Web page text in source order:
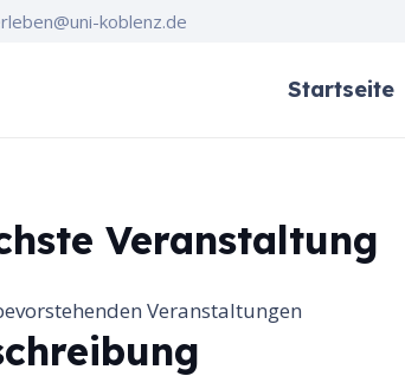
koblenz.de
Startseite
Veranstaltung
Veranstaltungen